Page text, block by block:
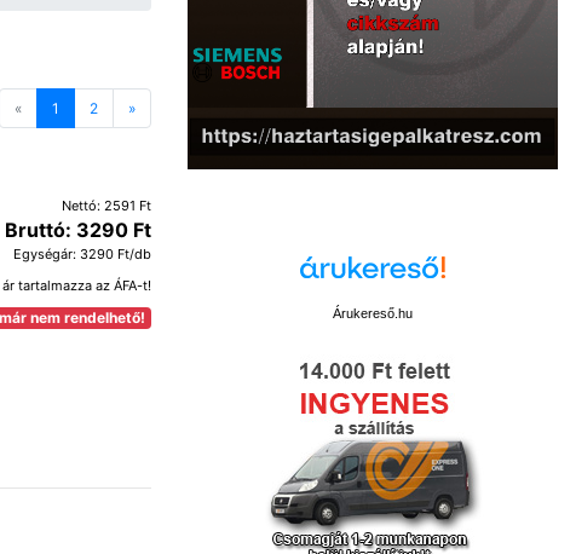
«Previous
1 2 »Next
Nettó: 2591 Ft
Bruttó: 3290 Ft
Egységár: 3290 Ft/db
ár tartalmazza az ÁFA-t!
nem rendelhető! Árukereső.hu